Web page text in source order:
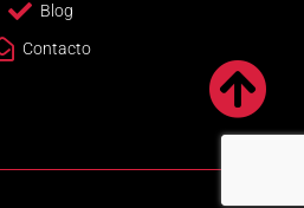
Blog
Contacto